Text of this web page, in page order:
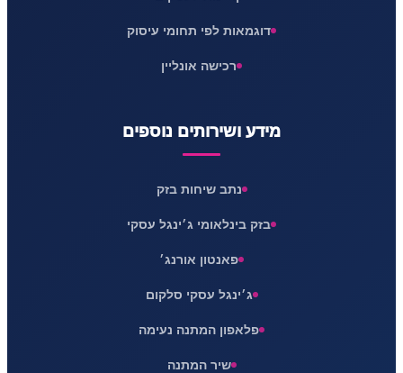
דוגמאות לפי תחומי עיסוק
רכישה אונליין
מידע ושירותים נוספים
נתב שיחות בזק
בזק בינלאומי ג׳ינגל עסקי
פאנטון אורנג׳
ג׳ינגל עסקי סלקום
פלאפון המתנה נעימה
שיר המתנה